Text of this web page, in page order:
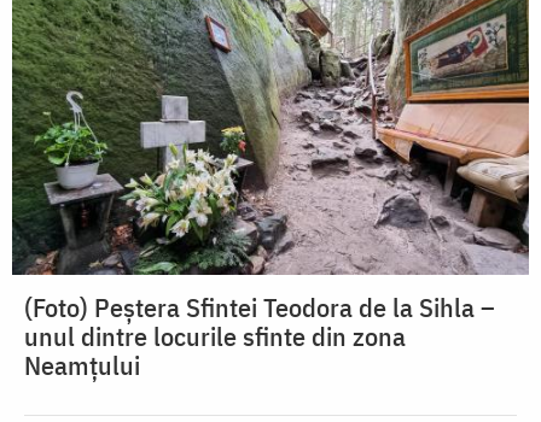
(Foto) Peștera Sfintei Teodora de la Sihla –
unul dintre locurile sfinte din zona
Neamțului